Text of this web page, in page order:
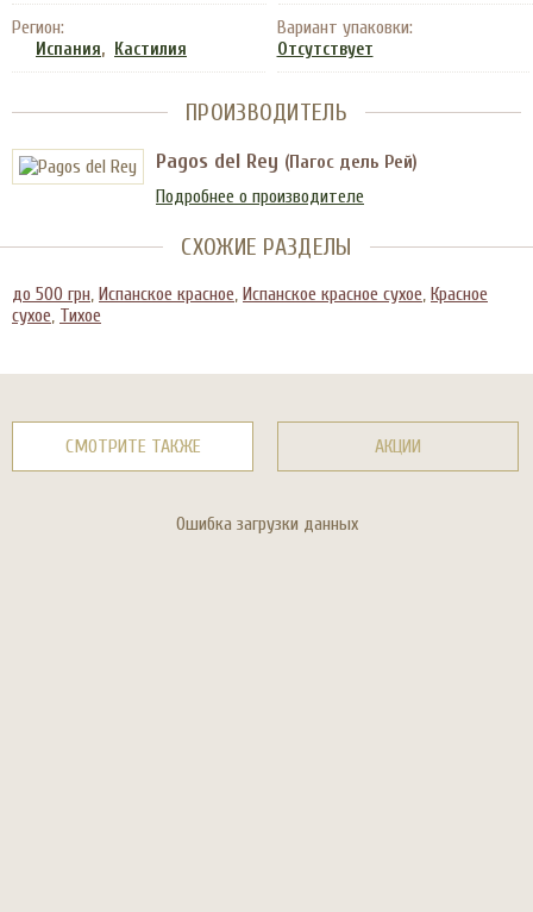
Регион:
Испания, Кастилия
Вариант упаковки:
Отсутствует
ПРОИЗВОДИТЕЛЬ
Pagos del Rey (Пагос дель Рей)
Подробнее о производителе
СХОЖИЕ РАЗДЕЛЫ
до 500 грн, Испанское красное, Испанское красное сухое, Красное
сухое, Тихое
СМОТРИТЕ ТАКЖЕ АКЦИИ
Ошибка загрузки данных